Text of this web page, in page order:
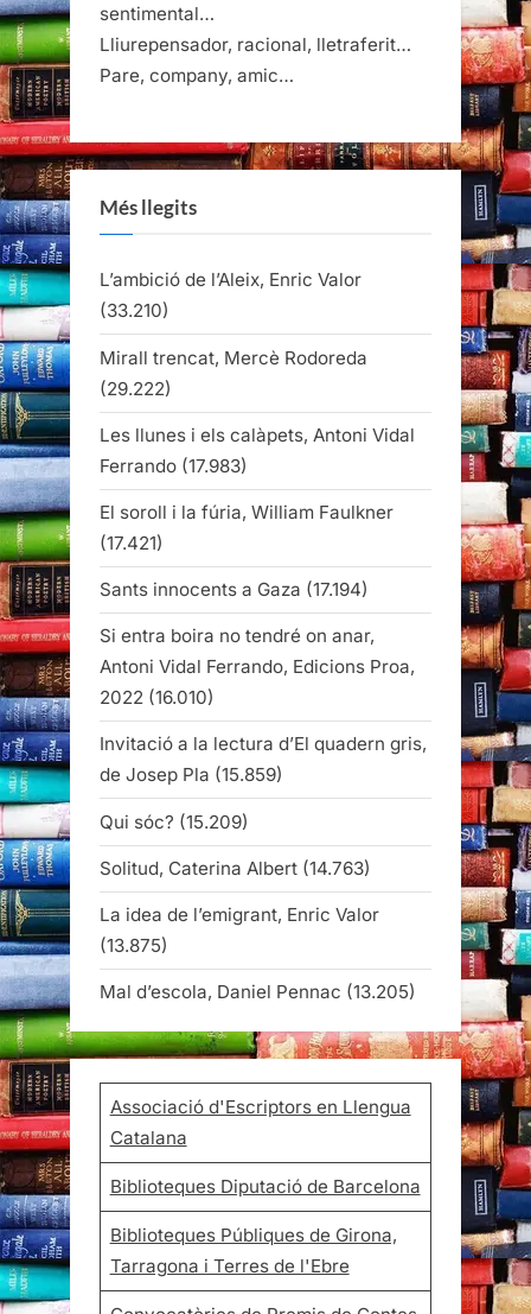
sentimental…
Lliurepensador, racional, lletraferit…
Pare, company, amic…
Més llegits
L’ambició de l’Aleix, Enric Valor
(33.210)
Mirall trencat, Mercè Rodoreda
(29.222)
Les llunes i els calàpets, Antoni Vidal
Ferrando (17.983)
El soroll i la fúria, William Faulkner
(17.421)
Sants innocents a Gaza (17.194)
Si entra boira no tendré on anar,
Antoni Vidal Ferrando, Edicions Proa,
2022 (16.010)
Invitació a la lectura d’El quadern gris,
de Josep Pla (15.859)
Qui sóc? (15.209)
Solitud, Caterina Albert (14.763)
La idea de l’emigrant, Enric Valor
(13.875)
Mal d’escola, Daniel Pennac (13.205)
Associació d'Escriptors en Llengua
Catalana
Biblioteques Diputació de Barcelona
Biblioteques Públiques de Girona,
Tarragona i Terres de l'Ebre